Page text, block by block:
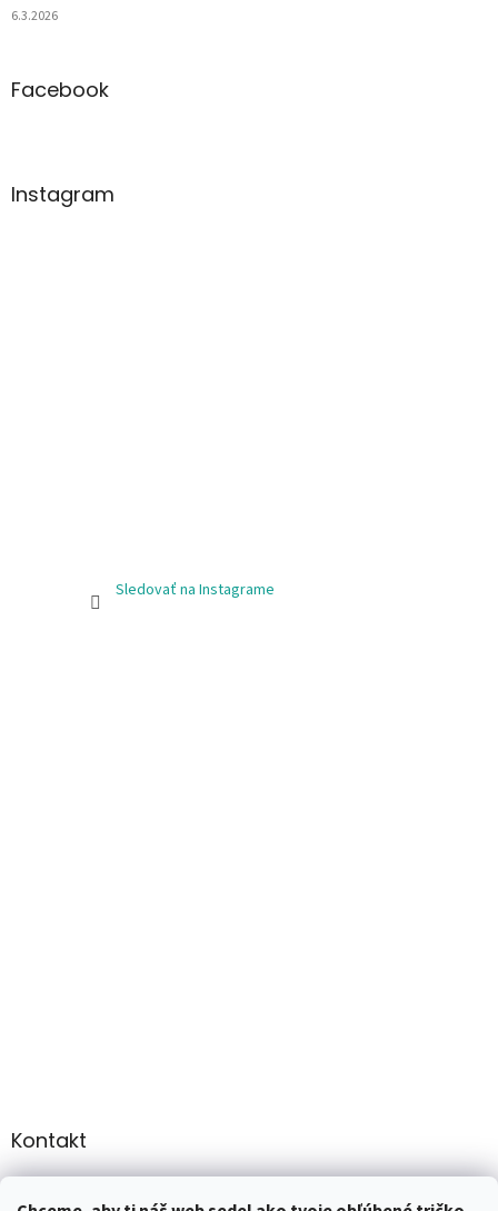
6.3.2026
Facebook
Instagram
Sledovať na Instagrame
Kontakt